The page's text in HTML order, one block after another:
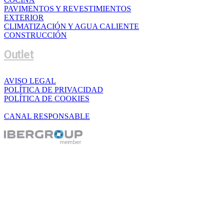
PAVIMENTOS Y REVESTIMIENTOS
EXTERIOR
CLIMATIZACIÓN Y AGUA CALIENTE
CONSTRUCCIÓN
Outlet
AVISO LEGAL
POLÍTICA DE PRIVACIDAD
POLÍTICA DE COOKIES
CANAL RESPONSABLE